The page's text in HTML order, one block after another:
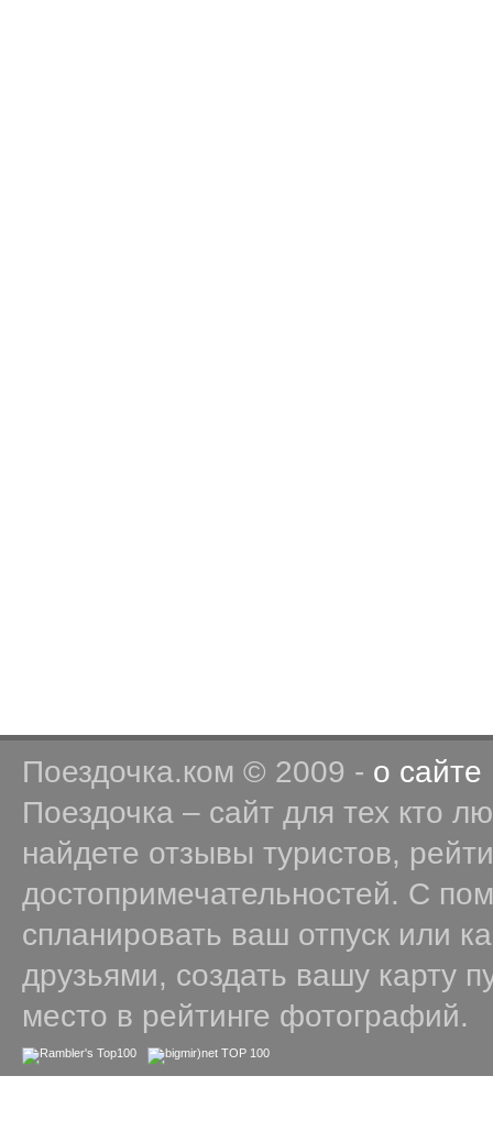
Поездочка.ком © 2009 - о сайте
Поездочка – сайт для тех кто
найдете отзывы туристов,
достопримечательностей. С
спланировать ваш отпуск или
друзьями, создать вашу карту
место в рейтинге фотографий.